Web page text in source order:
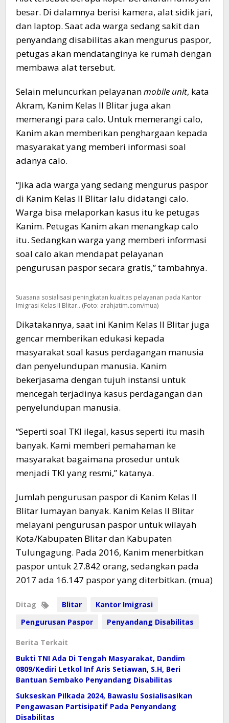
besar. Di dalamnya berisi kamera, alat sidik jari,
dan laptop. Saat ada warga sedang sakit dan
penyandang disabilitas akan mengurus paspor,
petugas akan mendatanginya ke rumah dengan
membawa alat tersebut.
Selain meluncurkan pelayananmobile unit, kata
Akram, Kanim Kelas II Blitar juga akan
memerangi para calo. Untuk memerangi calo,
Kanim akan memberikan penghargaan kepada
masyarakat yang memberi informasi soal
adanya calo.
“Jika ada warga yang sedang mengurus paspor
di Kanim Kelas II Blitar lalu didatangi calo.
Warga bisa melaporkan kasus itu ke petugas
Kanim. Petugas Kanim akan menangkap calo
itu. Sedangkan warga yang memberi informasi
soal calo akan mendapat pelayanan
pengurusan paspor secara gratis,” tambahnya.
Suasana sosialisasi peningkatan kualitas pelayanan pada Kantor
Imigrasi Kelas II Blitar.. (Foto: arahjatim.com/mua)
Dikatakannya, saat ini Kanim Kelas II Blitar juga
gencar memberikan edukasi kepada
masyarakat soal kasus perdagangan manusia
dan penyelundupan manusia. Kanim
bekerjasama dengan tujuh instansi untuk
mencegah terjadinya kasus perdagangan dan
penyelundupan manusia.
“Seperti soal TKI ilegal, kasus seperti itu masih
banyak. Kami memberi pemahaman ke
masyarakat bagaimana prosedur untuk
menjadi TKI yang resmi,” katanya.
Jumlah pengurusan paspor di Kanim Kelas II
Blitar lumayan banyak. Kanim Kelas II Blitar
melayani pengurusan paspor untuk wilayah
Kota/Kabupaten Blitar dan Kabupaten
Tulungagung. Pada 2016, Kanim menerbitkan
paspor untuk 27.842 orang, sedangkan pada
2017 ada 16.147 paspor yang diterbitkan. (mua)
Ditag Blitar
Kantor Imigrasi
Pengurusan Paspor
Penyandang Disabilitas
Berita Terkait
Bukti TNI Ada Di Tengah Masyarakat, Dandim
0809/Kediri Letkol Inf Aris Setiawan, S.H, Beri
Bantuan Sembako Penyandang Disabilitas
Sukseskan Pilkada 2024, Bawaslu Sosialisasikan
Pengawasan Partisipatif Pada Penyandang
Disabilitas